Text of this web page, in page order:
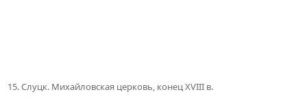
15. Слуцк. Михайловская церковь, конец XVIII в.